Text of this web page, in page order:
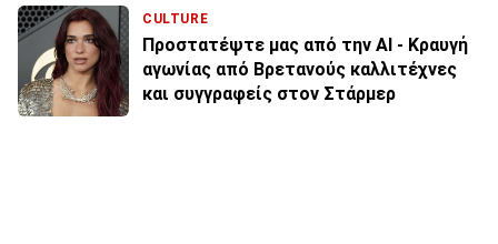
CULTURE
Προστατέψτε μας από την AI - Κραυγή
αγωνίας από Βρετανούς καλλιτέχνες
και συγγραφείς στον Στάρμερ